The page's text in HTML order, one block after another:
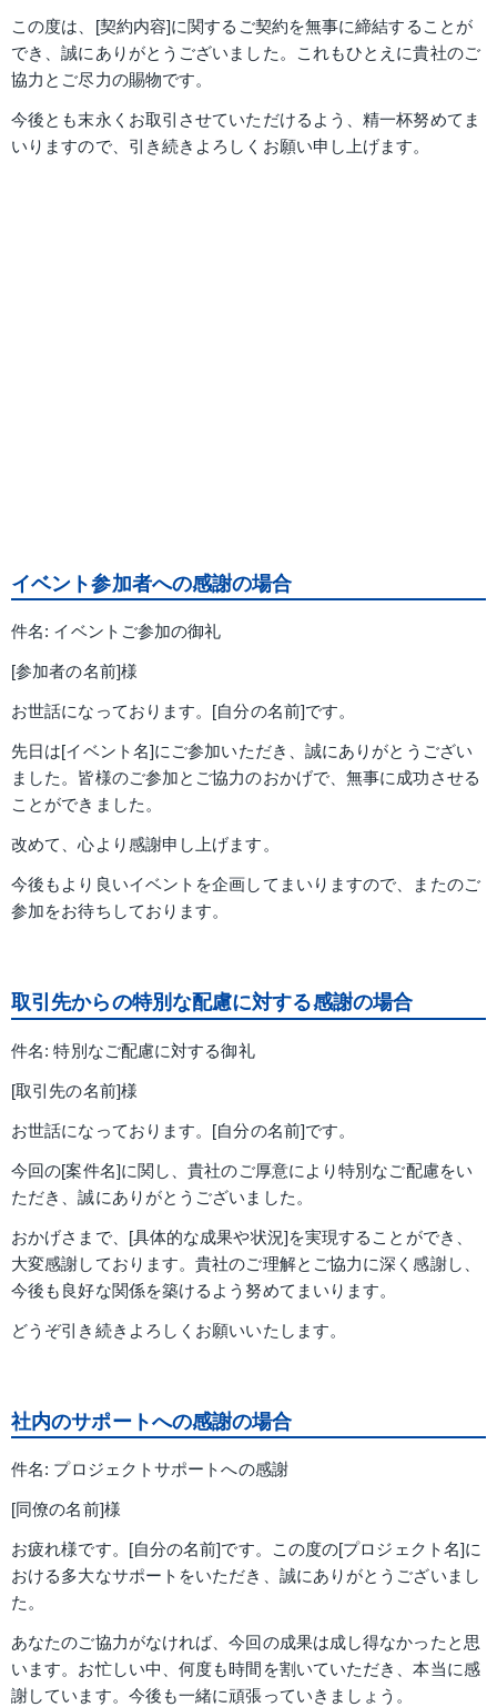
この度は、[契約内容]に関するご契約を無事に締結することが
でき、誠にありがとうございました。これもひとえに貴社のご
協力とご尽力の賜物です。
今後とも末永くお取引させていただけるよう、精一杯努めてま
いりますので、引き続きよろしくお願い申し上げます。
イベント参加者への感謝の場合
件名: イベントご参加の御礼
[参加者の名前]様
お世話になっております。[自分の名前]です。
先日は[イベント名]にご参加いただき、誠にありがとうござい
ました。皆様のご参加とご協力のおかげで、無事に成功させる
ことができました。
改めて、心より感謝申し上げます。
今後もより良いイベントを企画してまいりますので、またのご
参加をお待ちしております。
取引先からの特別な配慮に対する感謝の場合
件名: 特別なご配慮に対する御礼
[取引先の名前]様
お世話になっております。[自分の名前]です。
今回の[案件名]に関し、貴社のご厚意により特別なご配慮をい
ただき、誠にありがとうございました。
おかげさまで、[具体的な成果や状況]を実現することができ、
大変感謝しております。貴社のご理解とご協力に深く感謝し、
今後も良好な関係を築けるよう努めてまいります。
どうぞ引き続きよろしくお願いいたします。
社内のサポートへの感謝の場合
件名: プロジェクトサポートへの感謝
[同僚の名前]様
お疲れ様です。[自分の名前]です。この度の[プロジェクト名]に
おける多大なサポートをいただき、誠にありがとうございまし
た。
あなたのご協力がなければ、今回の成果は成し得なかったと思
います。お忙しい中、何度も時間を割いていただき、本当に感
謝しています。今後も一緒に頑張っていきましょう。